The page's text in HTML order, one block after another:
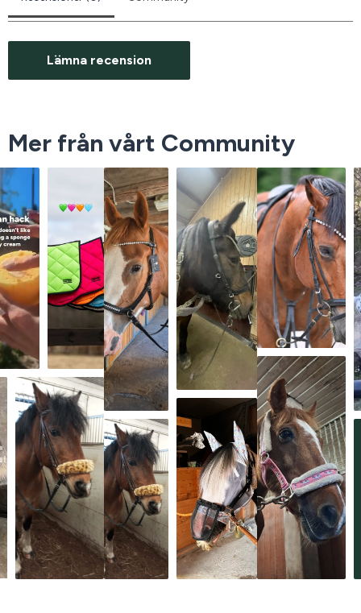
Lämna recension
Mer från vårt Community